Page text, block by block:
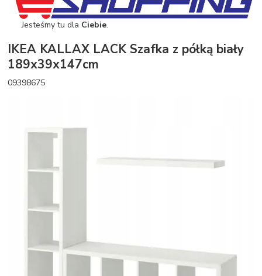
Jesteśmy tu dla Ciebie.
IKEA KALLAX LACK Szafka z półką biały
189x39x147cm
09398675